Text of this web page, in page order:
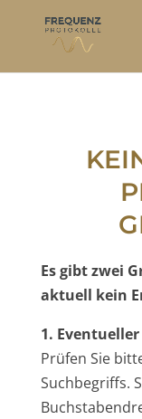
Es gibt zwei
aktuell kein
1.
Prüfen Sie
Suchbegriffs.